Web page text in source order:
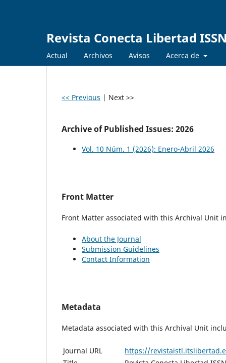
Revista Conecta Libertad
Actual Archivos Avisos Acerca de
<< Previous | Next >>
Archive of Published Issues: 2026
Vol. 10 Núm. 1 (2026): Enero-Abril 2026
Front Matter
Front Matter associated with this Archival Unit
About the Journal
Submission Guidelines
Contact Information
Metadata
Metadata associated with this Archival Unit
Journal URL
https://